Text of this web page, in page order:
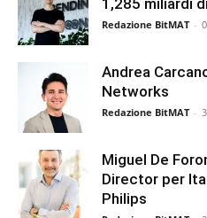
Redazione BitMAT -
Andrea
Networks
Redazione BitMAT -
Miguel De
Director per
Philips